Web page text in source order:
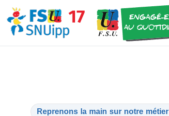
Reprenons la main sur notre métier